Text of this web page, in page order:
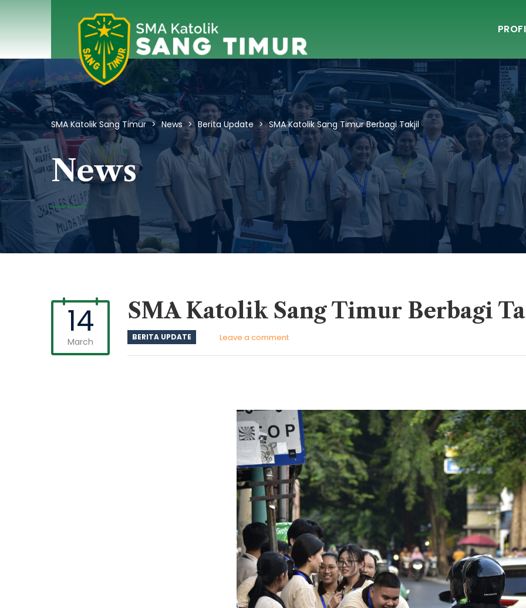
SMA Katolik Sang Timur > News > Berita Update > SMA Katolik Sang Timur Berbagi Takjil
News
14
March
SMA Katolik Sang Timur Berbagi
BERITA UPDATE Leave a comment